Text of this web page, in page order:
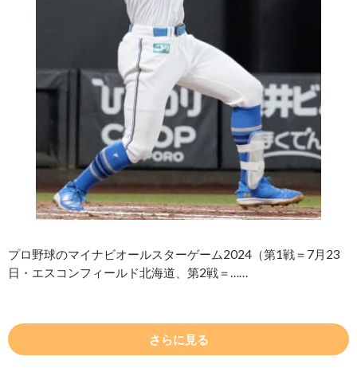
プロ野球のマイナビオールスターゲーム2024（第1戦＝7月23
日・エスコンフィールド北海道、第2戦＝……
さらに見る